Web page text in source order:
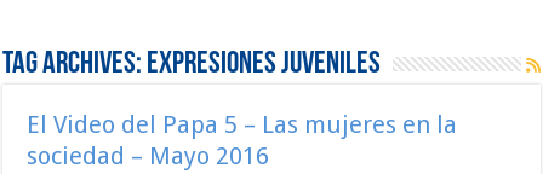
Tag Archives: Expresiones juveniles
El Video del Papa 5 – Las mujeres en la
sociedad – Mayo 2016